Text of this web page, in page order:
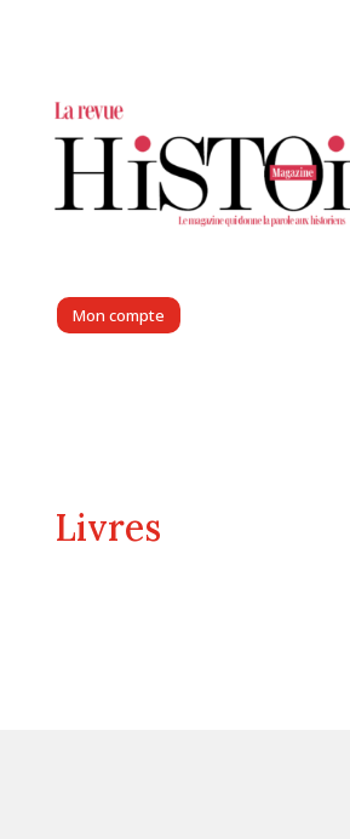
Mon compte
Livres